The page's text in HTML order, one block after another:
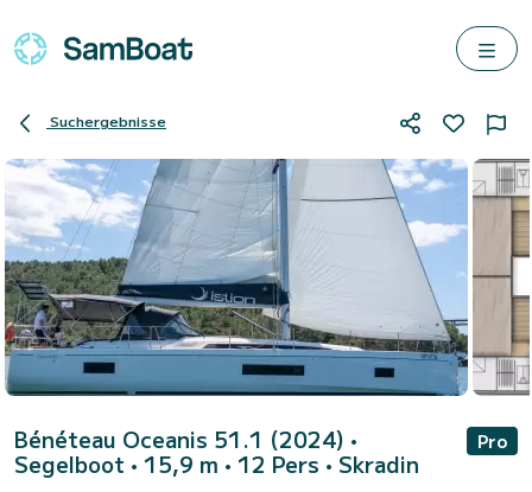
Suchergebnisse
Bénéteau Oceanis 51.1 (2024) •
Segelboot • 15,9 m • 12 Pers • Skradin
Pro